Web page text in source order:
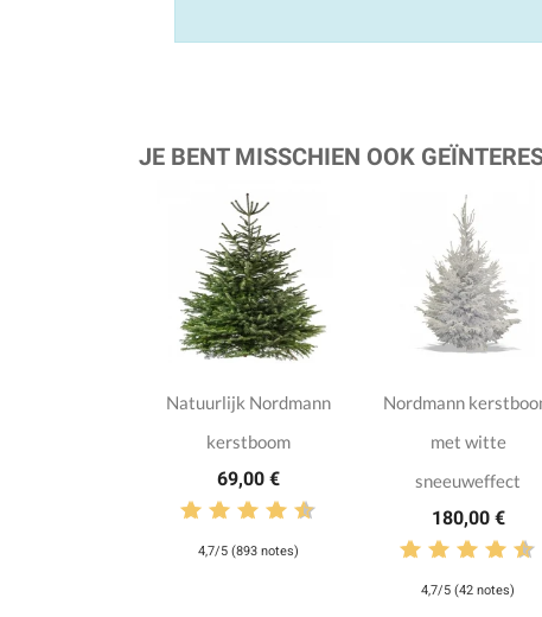
JE BENT MISSCHIEN OOK
Natuurlijk Nordmann
kerstboom
69,00 €
4,7/5 (893 notes)
Nordmann
met witte
sneeuweffect
180,00 €
4,7/5 (42 notes)